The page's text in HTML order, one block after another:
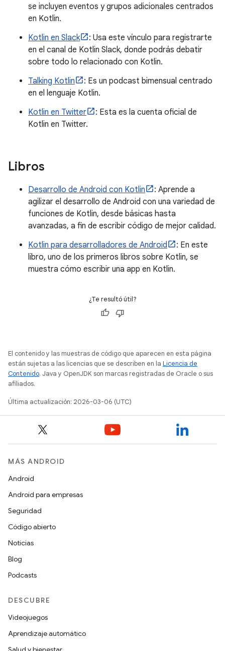
se incluyen eventos y grupos adicionales centrados
en Kotlin.
Kotlin en Slack
: Usa este vínculo para registrarte
en el canal de Kotlin Slack, donde podrás debatir
sobre todo lo relacionado con Kotlin.
Talking Kotlin
: Es un podcast bimensual centrado
en el lenguaje Kotlin.
Kotlin en Twitter
: Esta es la cuenta oficial de
Kotlin en Twitter.
Libros
Desarrollo de Android con Kotlin
: Aprende a
agilizar el desarrollo de Android con una variedad de
funciones de Kotlin, desde básicas hasta
avanzadas, a fin de escribir código de mejor calidad.
Kotlin para desarrolladores de Android
: En este
libro, uno de los primeros libros sobre Kotlin, se
muestra cómo escribir una app en Kotlin.
¿Te resultó útil?
El contenido y las muestras de código que aparecen en esta página
están sujetas a las licencias que se describen en la Licencia de
Contenido. Java y OpenJDK son marcas registradas de Oracle o sus
afiliados.
Última actualización: 2026-03-06 (UTC)
MÁS ANDROID
Android
Android para empresas
Seguridad
Código abierto
Noticias
Blog
Podcasts
DESCUBRE
Videojuegos
Aprendizaje automático